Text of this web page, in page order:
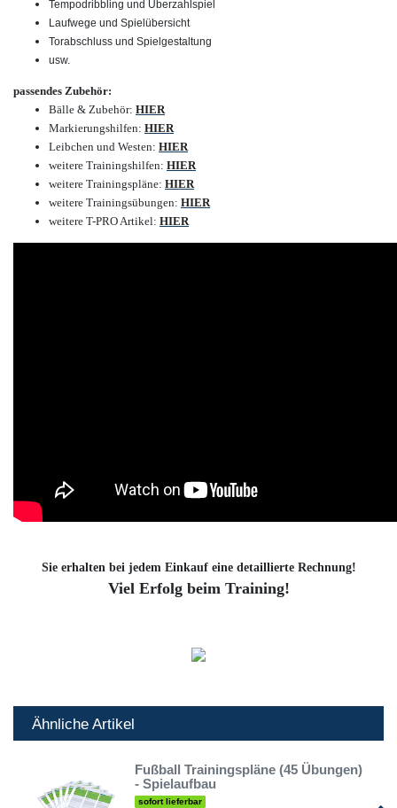
Tempodribbling und Überzahlspiel
Laufwege und Spielübersicht
Torabschluss und Spielgestaltung
usw.
passendes Zubehör:
Bälle & Zubehör: HIER
Markierungshilfen: HIER
Leibchen und Westen: HIER
weitere Trainingshilfen: HIER
weitere Trainingspläne: HIER
weitere Trainingsübungen: HIER
weitere T-PRO Artikel: HIER
Sie erhalten bei jedem Einkauf eine detaillierte Rechnung!
Viel Erfolg beim Training!
Ähnliche Artikel
Fußball Trainingspläne (45 Übungen)
- Spielaufbau
sofort lieferbar